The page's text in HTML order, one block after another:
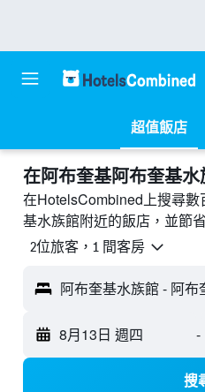
超值飯店
在阿布奎基阿布奎基
在HotelsCombined上搜尋
基水族館附近的飯店，並節
2位旅客，1 間客房
阿布奎基水族館 - 阿布
8月13日 週四 -
搜